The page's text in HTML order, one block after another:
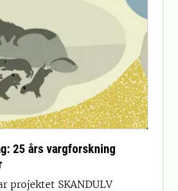
25 års vargforskning
projektet SKANDULV